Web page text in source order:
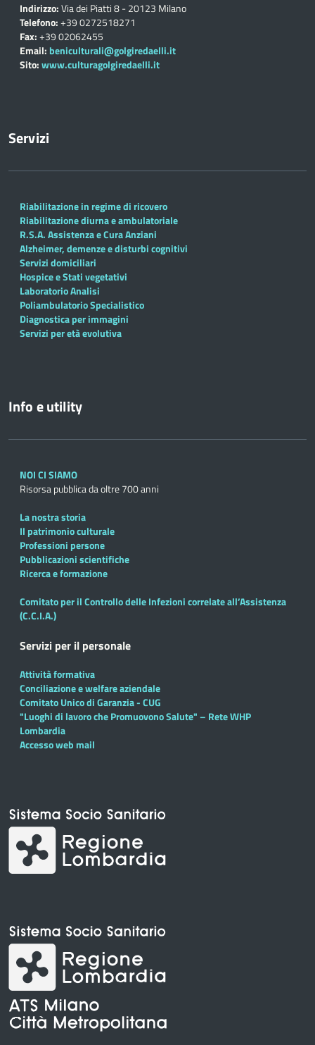
Indirizzo:Via dei Piatti 8 - 20123 Milano
Telefono:+39 0272518271
Fax:+39 02062455
Email: beniculturali@golgiredaelli.it
Sito:www.culturagolgiredaelli.it
Servizi
Riabilitazione in regime di ricovero
Riabilitazione diurna e ambulatoriale
R.S.A. Assistenza e Cura Anziani
Alzheimer, demenze e disturbi cognitivi
Servizi domiciliari
Hospice e Stati vegetativi
Laboratorio Analisi
Poliambulatorio Specialistico
Diagnostica per immagini
Servizi per età evolutiva
Info e utility
NOI CI SIAMO
Risorsa pubblica da oltre 700 anni
La nostra storia
Il patrimonio culturale
Professioni persone
Pubblicazioni scientifiche
Ricerca e formazione
Comitato per il Controllo delle Infezioni correlate all’Assistenza
(C.C.I.A.)
Servizi per il personale
Attività formativa
Conciliazione e welfare aziendale
Comitato Unico di Garanzia - CUG
"Luoghi di lavoro che Promuovono Salute" – Rete WHP
Lombardia
Accesso web mail